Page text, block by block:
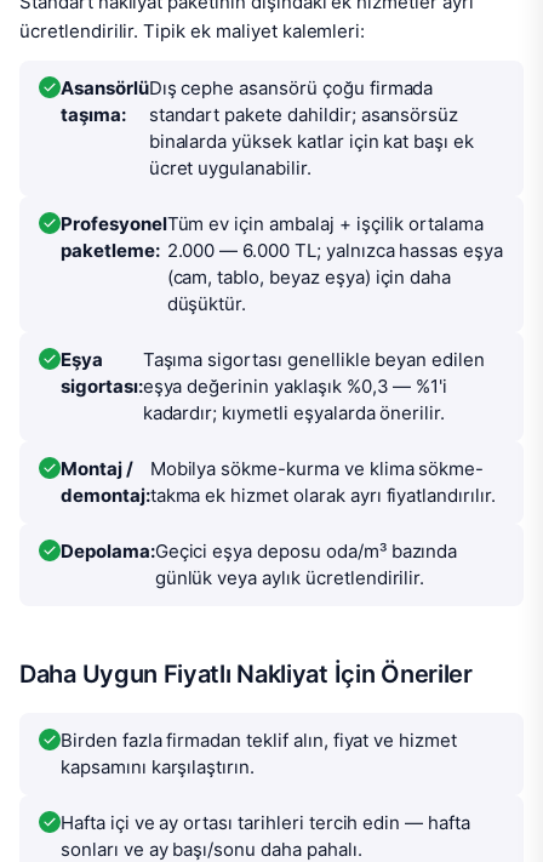
ücretlendirilir. Tipik ek maliyet kalemleri:
Asansörlü
taşıma:
Dış cephe asansörü çoğu firmada
standart pakete dahildir; asansörsüz
binalarda yüksek katlar için kat başı ek
ücret uygulanabilir.
Profesyonel
paketleme:
Tüm ev için ambalaj + işçilik ortalama
2.000 — 6.000 TL; yalnızca hassas eşya
(cam, tablo, beyaz eşya) için daha
düşüktür.
Eşya
sigortası:
Taşıma sigortası genellikle beyan edilen
eşya değerinin yaklaşık %0,3 — %1'i
kadardır; kıymetli eşyalarda önerilir.
Montaj /
demontaj:
Mobilya sökme-kurma ve klima sökme-
takma ek hizmet olarak ayrı fiyatlandırılır.
Depolama:Geçici eşya deposu oda/m³ bazında
günlük veya aylık ücretlendirilir.
Daha Uygun Fiyatlı Nakliyat İçin Öneriler
Birden fazla firmadan teklif alın, fiyat ve hizmet
kapsamını karşılaştırın.
Hafta içi ve ay ortası tarihleri tercih edin — hafta
sonları ve ay başı/sonu daha pahalı.